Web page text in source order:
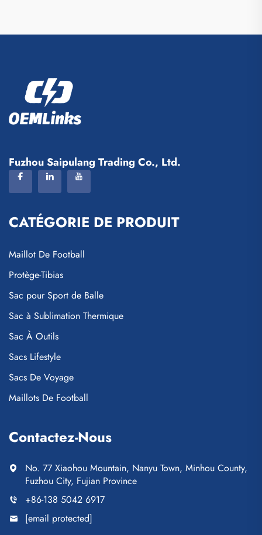
Fuzhou Saipulang Trading Co., Ltd.
CATÉGORIE DE PRODUIT
Maillot De Football
Protège-Tibias
Sac pour Sport de Balle
Sac à Sublimation Thermique
Sac À Outils
Sacs Lifestyle
Sacs De Voyage
Maillots De Football
Contactez-Nous
No. 77 Xiaohou Mountain, Nanyu Town, Minhou County,
Fuzhou City, Fujian Province
+86-138 5042 6917
[email protected]